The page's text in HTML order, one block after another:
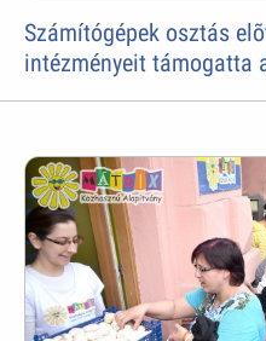
Számítógépek osztás
intézményeit támogatta